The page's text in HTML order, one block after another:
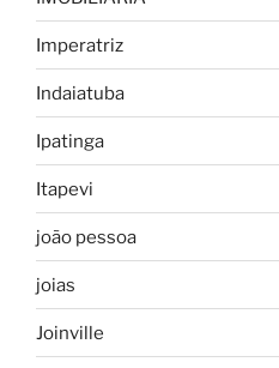
Imperatriz
Indaiatuba
Ipatinga
Itapevi
joão pessoa
joias
Joinville